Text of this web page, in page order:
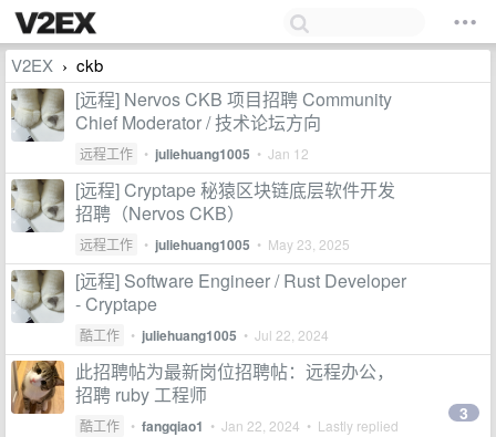
V2EX › ckb
[远程] Nervos CKB 项目招聘 Community
Chief Moderator / 技术论坛方向
远程工作 • juliehuang1005 • Jan 12
[远程] Cryptape 秘猿区块链底层软件开发
招聘（Nervos CKB）
远程工作 • juliehuang1005 • May 23, 2025
[远程] Software Engineer / Rust Developer
- Cryptape
酷工作 • juliehuang1005 • Jul 22, 2024
此招聘帖为最新岗位招聘帖：远程办公，
招聘 ruby 工程师
酷工作 • fangqiao1 • Jan 22, 2024 • Lastly replied
3